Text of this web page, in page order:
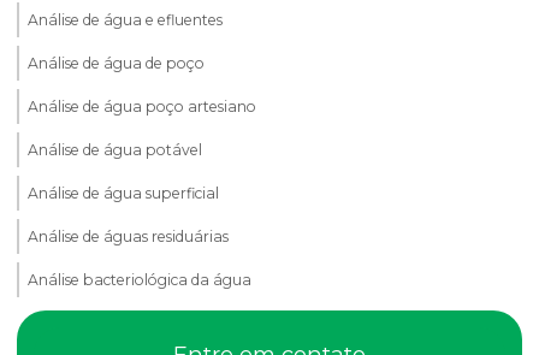
Análise de água e efluentes
Análise de água de poço
Análise de água poço artesiano
Análise de água potável
Análise de água superficial
Análise de águas residuárias
Análise bacteriológica da água